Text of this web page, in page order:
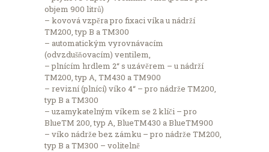
objem 900 litrů)
– kovová vzpěra pro fixaci víka u nádrží
TM200, typ B a TM300
– automatickým vyrovnávacím
(odvzdušňovacím) ventilem,
– plnícím hrdlem 2“ s uzávěrem – u nádrží
TM200, typ A, TM430 a TM900
– revizní (plnící) víko 4“ – pro nádrže TM200,
typ B a TM300
– uzamykatelným víkem se 2 klíči – pro
BlueTM 200, typ A, BlueTM430 a BlueTM900
– víko nádrže bez zámku – pro nádrže TM200,
typ B a TM300 – volitelně